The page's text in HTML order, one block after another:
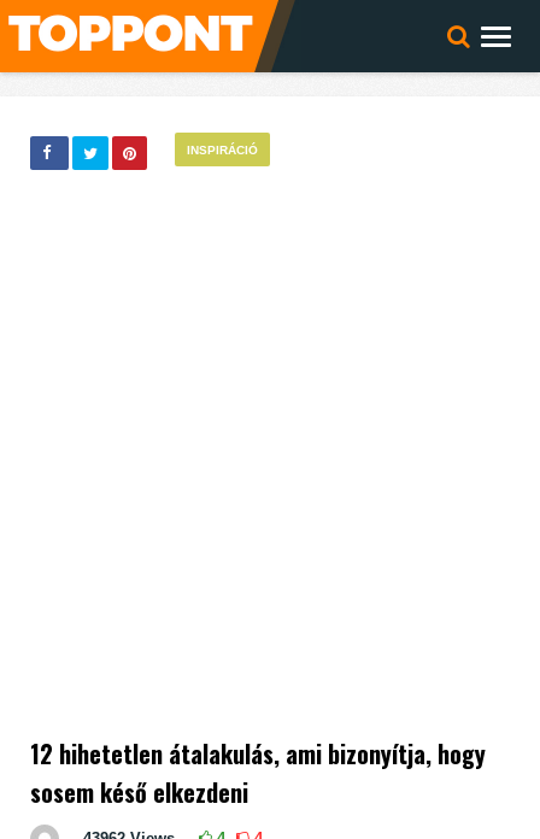
INSPIRÁCIÓ
12 hihetetlen átalakulás, ami bizonyítja, hogy
sosem késő elkezdeni